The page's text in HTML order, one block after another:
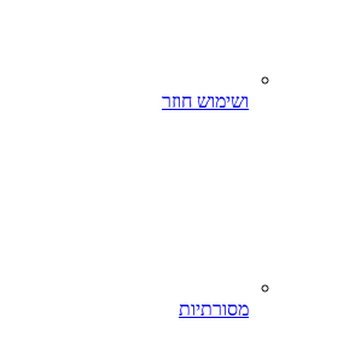
ושימוש חוזר
מסורתיות